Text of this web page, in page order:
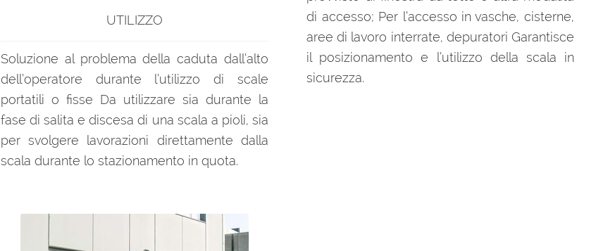
UTILIZZO
Soluzione al problema della caduta dall’alto
dell’operatore durante l’utilizzo di scale
portatili o fisse Da utilizzare sia durante la
fase di salita e discesa di una scala a pioli, sia
per svolgere lavorazioni direttamente dalla
scala durante lo stazionamento in quota.
di accesso; Per l’accesso in vasche, cisterne,
aree di lavoro interrate, depuratori Garantisce
il posizionamento e l’utilizzo della scala in
sicurezza.